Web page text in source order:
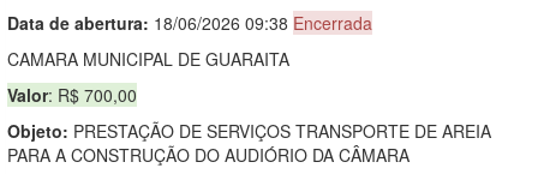
Data de abertura: 18/06/2026 09:38 Encerrada
CAMARA MUNICIPAL DE GUARAITA
Valor: R$ 700,00
Objeto: PRESTAÇÃO DE SERVIÇOS TRANSPORTE DE AREIA
PARA A CONSTRUÇÃO DO AUDIÓRIO DA CÂMARA